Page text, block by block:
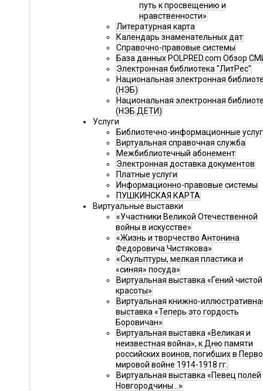
путь к просвещению и
нравственности»
Литературная карта
Календарь знаменательных дат
Справочно-правовые системы
База данных POLPRED.com Обзор
Электронная библиотека "ЛитРес"
Национальная электронная
(НЭБ)
Национальная электронная
(НЭБ.ДЕТИ)
Услуги
Библиотечно-информационные
Виртуальная справочная служба
Межбиблиотечный абонемент
Электронная доставка документов
Платные услуги
Информационно-правовые системы
ПУШКИНСКАЯ КАРТА
Виртуальные выставки
«Участники Великой Отечественной
войны в искусстве»
«Жизнь и творчество Антонина
Федоровича Чистякова»
«Скульптуры, мелкая пластика и
«синяя» посуда»
Виртуальная выставка «Гений чистой
красоты»
Виртуальная книжно-
выставка «Теперь это гордость
Боровичан»
Виртуальная выставка «Великая и
неизвестная война», к Дню памяти
российских воинов, погибших в
мировой войне 1914-1918 гг.
Виртуальная выставка «Певец полей
Новгородчины…»